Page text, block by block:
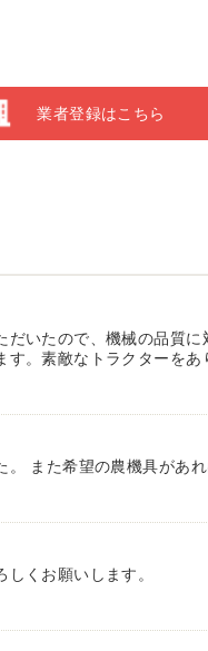
業者登録はこちら
いたので、機械の品質
。素敵なトラクターをあ
また希望の農機具があれ
くお願いします。